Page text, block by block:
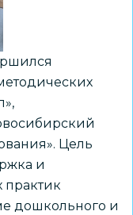
Цель
и
дошкольного и